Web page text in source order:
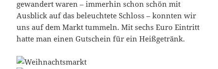
gewandert waren – immerhin schon schön mit
Ausblick auf das beleuchtete Schloss – konnten wir
uns auf dem Markt tummeln. Mit sechs Euro Eintritt
hatte man einen Gutschein für ein Heißgetränk.